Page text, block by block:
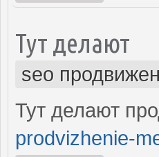
Тут делают
seo
Тут делают
prodvizhenie-